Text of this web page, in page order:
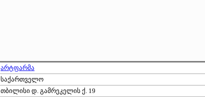
არტფარმა
საქართველო
თბილისი დ. გამრეკელის ქ. 19